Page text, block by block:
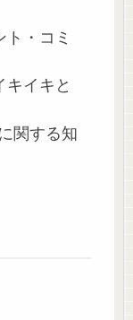
・コミ
キイキと
関する知